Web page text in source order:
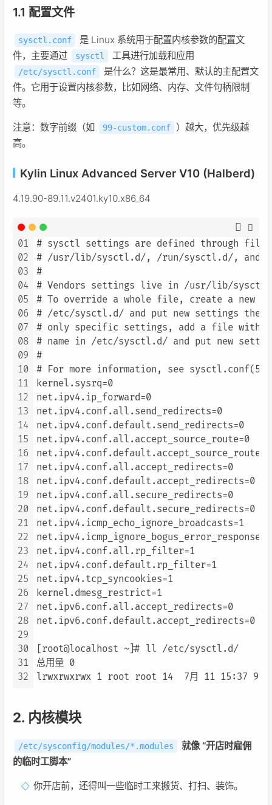
1.1 配置文件
sysctl.conf
是 Linux 系统用于配置内核参数的配置文
件，主要通过
sysctl 工具进行加载和应用
/etc/sysctl.conf
是什么？这是最常用、默认的主配置文
件。它用于设置内核参数，比如网络、内存、文件句柄限制
等。
注意：数字前缀（如 99-custom.conf
）越大，优先级越
高。
Kylin Linux Advanced Server V10 (Halberd)
4.19.90-89.11.v2401.ky10.x86_64
01
02
03
04
05
06
07
08
09
10
11
12
13
14
15
16
17
18
19
20
21
22
23
24
25
26
27
28
29
30
31
32
# sysctl settings are defined through
# /usr/lib/sysctl.d/, /run/sysctl.d/, and
#
# Vendors settings live in /usr/lib/
# To override a whole file, create a new
# /etc/sysctl.d/ and put new settings
# only specific settings, add a file with
# name in /etc/sysctl.d/ and put new
#
# For more information, see
kernel.sysrq=0
net.ipv4.ip_forward=0
net.ipv4.conf.all.send_redirects=0
net.ipv4.conf.default.send_redirects=0
net.ipv4.conf.all.accept_source_route=0
net.ipv4.conf.default.accept_source_route=0
net.ipv4.conf.all.accept_redirects=0
net.ipv4.conf.default.accept_redirects=0
net.ipv4.conf.all.secure_redirects=0
net.ipv4.conf.default.secure_redirects=0
net.ipv4.icmp_echo_ignore_broadcasts=1
net.ipv4.conf.all.rp_filter=1
net.ipv4.conf.default.rp_filter=1
net.ipv4.tcp_syncookies=1
kernel.dmesg_restrict=1
net.ipv6.conf.all.accept_redirects=0
net.ipv6.conf.default.accept_redirects=0
[root@localhost ~]# ll /etc/sysctl.d/
总用量 0
lrwxrwxrwx 1 root root 14  7月 11 15:37
2. 内核模块
/etc/sysconfig/modules/*.modules
就像 “开店时雇佣
的临时工脚本”
你开店前，还得叫一些临时工来搬货、打扫、装饰。